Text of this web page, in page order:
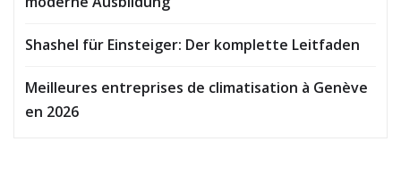
Shashel für Einsteiger: Der komplette Leitfaden
Meilleures entreprises de climatisation à Genève
en 2026